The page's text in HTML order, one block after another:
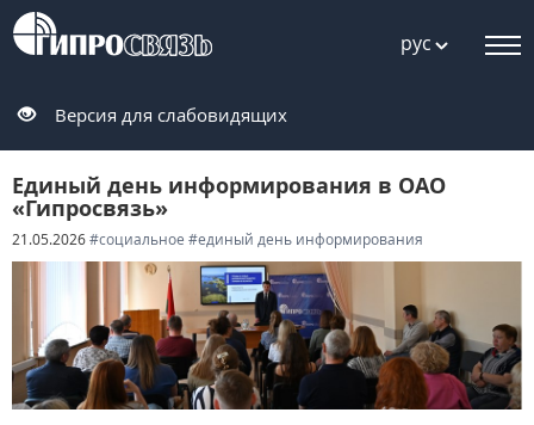
рус
Версия для слабовидящих
Единый день информирования в ОАО
«Гипросвязь»
21.05.2026#социальное #единый день информирования